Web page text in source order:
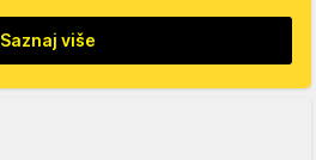
Saznaj više